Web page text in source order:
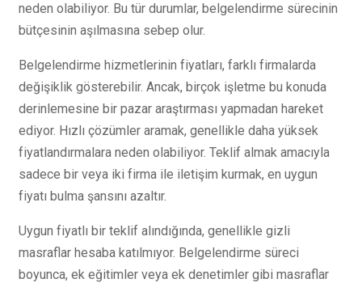
neden olabiliyor. Bu tür durumlar, belgelendirme sürecinin
bütçesinin aşılmasına sebep olur.
Belgelendirme hizmetlerinin fiyatları, farklı firmalarda
değişiklik gösterebilir. Ancak, birçok işletme bu konuda
derinlemesine bir pazar araştırması yapmadan hareket
ediyor. Hızlı çözümler aramak, genellikle daha yüksek
fiyatlandırmalara neden olabiliyor. Teklif almak amacıyla
sadece bir veya iki firma ile iletişim kurmak, en uygun
fiyatı bulma şansını azaltır.
Uygun fiyatlı bir teklif alındığında, genellikle gizli
masraflar hesaba katılmıyor. Belgelendirme süreci
boyunca, ek eğitimler veya ek denetimler gibi masraflar